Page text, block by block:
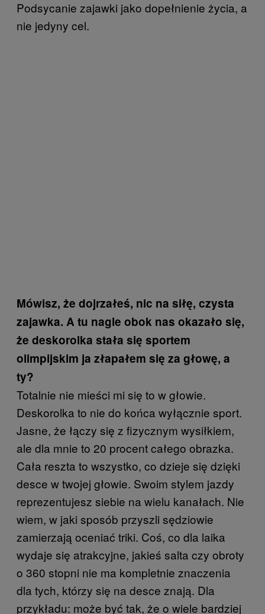
Podsycanie zajawki jako dopełnienie życia, a
nie jedyny cel.
Mówisz, że dojrzałeś, nic na siłę, czysta
zajawka. A tu nagle obok nas okazało się,
że deskorolka stała się sportem
olimpijskim ja złapałem się za głowę, a
ty?
Totalnie nie mieści mi się to w głowie.
Deskorolka to nie do końca wyłącznie sport.
Jasne, że łączy się z fizycznym wysiłkiem,
ale dla mnie to 20 procent całego obrazka.
Cała reszta to wszystko, co dzieje się dzięki
desce w twojej głowie. Swoim stylem jazdy
reprezentujesz siebie na wielu kanałach. Nie
wiem, w jaki sposób przyszli sędziowie
zamierzają oceniać triki. Coś, co dla laika
wydaje się atrakcyjne, jakieś salta czy obroty
o 360 stopni nie ma kompletnie znaczenia
dla tych, którzy się na desce znają. Dla
przykładu: może być tak, że o wiele bardziej